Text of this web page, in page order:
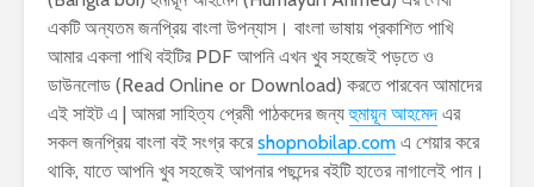
একটি অন্যতম জনপ্রিয় বাংলা উপন্যাস। বাংলা ভাষায় প্রকাশিত পাখি
আমার একলা পাখি বইটির PDF আপনি এখন খুব সহজেই পড়তে ও
ডাউনলোড (Read Online or Download) করতে পারবেন আমাদের
এই সাইট এ | আমরা সাহিত্য প্রেমী পাঠকদের জন্যহুমায়ূন আহমেদ এর
সকল জনপ্রিয় বাংলা বই সংগ্র করেshopnobilap.com এ শেয়ার করে
থাকি, যাতে আপনি খুব সহজেই আপনার পছন্দের বইটি হাতের নাগালেই পান।